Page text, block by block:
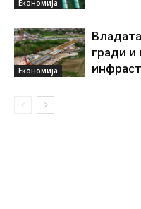
Економија
Економија
гради и